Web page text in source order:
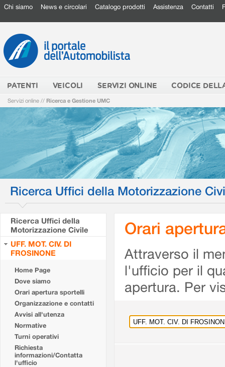
Chi siamo News e circolari Catalogo prodotti Assistenza Contatti
PATENTI VEICOLI SERVIZI ONLINE CODICE
Servizi online // Ricerca e Gestione UMC
Ricerca Uffici della Motorizzazione
Ricerca Uffici della
Motorizzazione Civile
UFF. MOT. CIV. DI
FROSINONE
Home Page
Dove siamo
Orari apertura sportelli
Organizzazione e contatti
Avvisi all'utenza
Normative
Turni operativi
Richiesta
informazioni/Contatta
l'ufficio
Orari
Attraverso il
l'ufficio per il
apertura. Per